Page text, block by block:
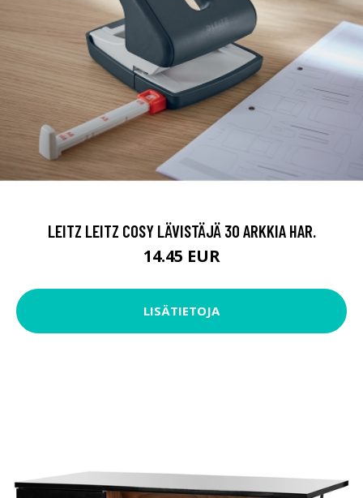
LEITZ LEITZ COSY LÄVISTÄJÄ 30 ARKKIA HAR.
14.45 EUR
LISÄTIETOJA